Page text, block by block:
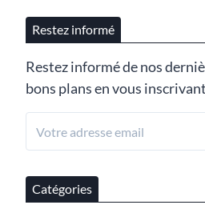
Restez informé
Restez informé de nos
bons plans en vous
Catégories